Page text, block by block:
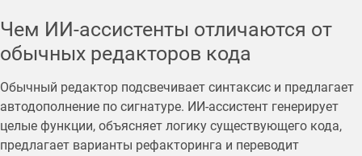
Чем ИИ-ассистенты отличаются от
обычных редакторов кода
Обычный редактор подсвечивает синтаксис и предлагает
автодополнение по сигнатуре. ИИ-ассистент генерирует
целые функции, объясняет логику существующего кода,
предлагает варианты рефакторинга и переводит